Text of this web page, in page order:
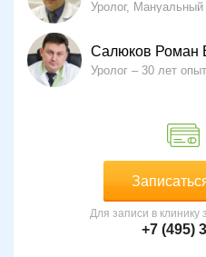
Салюков Роман
Уролог 30 лет
Для записи в
+7 (495)